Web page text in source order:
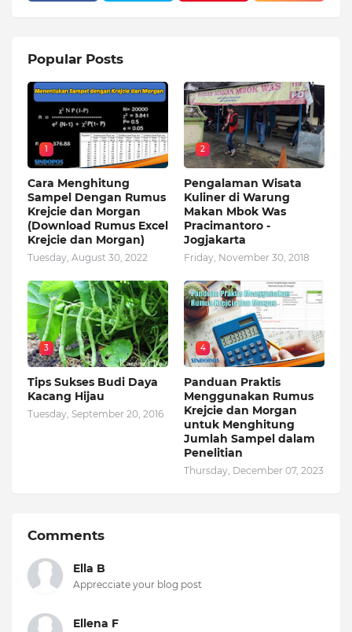
Popular Posts
1
Cara Menghitung
Sampel Dengan Rumus
Krejcie dan Morgan
(Download Rumus Excel
Krejcie dan Morgan)
Tuesday, August 30, 2022
2
Pengalaman Wisata
Kuliner di Warung
Makan Mbok Was
Pracimantoro -
Jogjakarta
Friday, November 30, 2018
3
Tips Sukses Budi Daya
Kacang Hijau
Tuesday, September 20, 2016
4
Panduan Praktis
Menggunakan Rumus
Krejcie dan Morgan
untuk Menghitung
Jumlah Sampel dalam
Penelitian
Thursday, December 07, 2023
Comments
Ella B
Apprecciate your blog post
Ellena F